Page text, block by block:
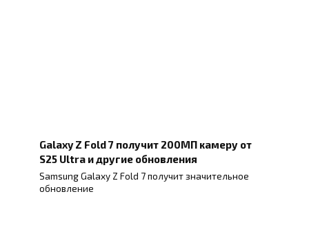
Galaxy Z Fold 7 получит 200МП камеру от
S25 Ultra и другие обновления
Samsung Galaxy Z Fold 7 получит значительное
обновление